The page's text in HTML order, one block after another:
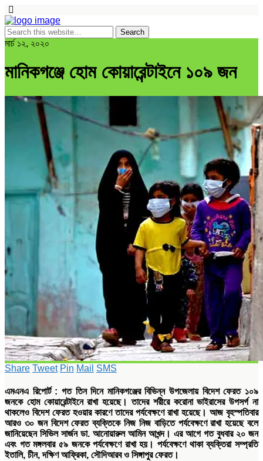
মার্চ ১২, ২০২০
মানিকগঞ্জে হোম কোয়ারেন্টাইনে ১০৯ জন
Share Tweet Pin Mail SMS
এমএনএ রিপোর্ট : গত তিন দিনে মানিকগঞ্জের বিভিন্ন উপজেলায় বিদেশ ফেরত ১০৯
জনকে হোম কোয়ারেন্টাইনে রাখা হয়েছে। তাদের শরীরে করোনা ভাইরাসের উপসর্গ না
থাকলেও বিদেশ ফেরত হওয়ার কারণে তাদের পর্যবেক্ষণে রাখা হয়েছে। আজ বৃহস্পতিবার
আরও ৩০ জন বিদেশ ফেরত ব্যক্তিকে নিজ নিজ বাড়িতে পর্যবেক্ষণে রাখা হয়েছে বলে
জানিয়েছেন সিভিল সার্জন ডা. আনোয়ারুল আমিন আখন্দ। এর আগে গত বুধবার ২০ জন
এবং গত মঙ্গলবার ৫৯ জনকে পর্যবেক্ষণে রাখা হয়। পর্যবেক্ষণে থাকা ব্যক্তিরা সম্প্রতি
ইতালি, চীন, দক্ষিণ আফ্রিকা, সৌদিআরব ও সিঙ্গাপুর ফেরত।